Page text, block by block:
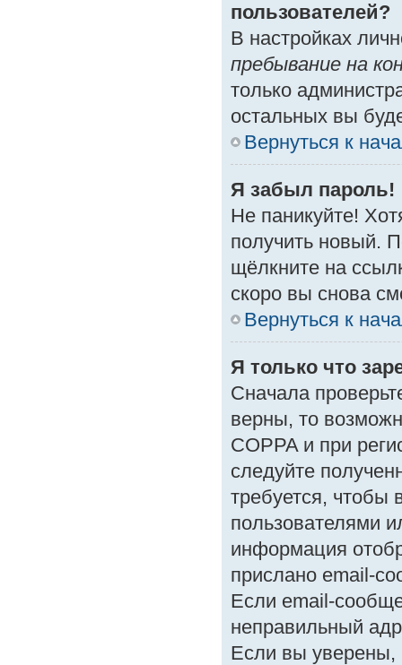
пользователей?
В настройках
пребывание на
только
остальных вы
Вернуться к
Я забыл пароль!
Не паникуйте!
получить новый.
щёлкните на
скоро вы снова
Вернуться к
Я только что
Сначала
верны, то
COPPA и при
следуйте
требуется, чтобы
пользователями
информация
прислано email-
Если email-
неправильный
Если вы уверены,